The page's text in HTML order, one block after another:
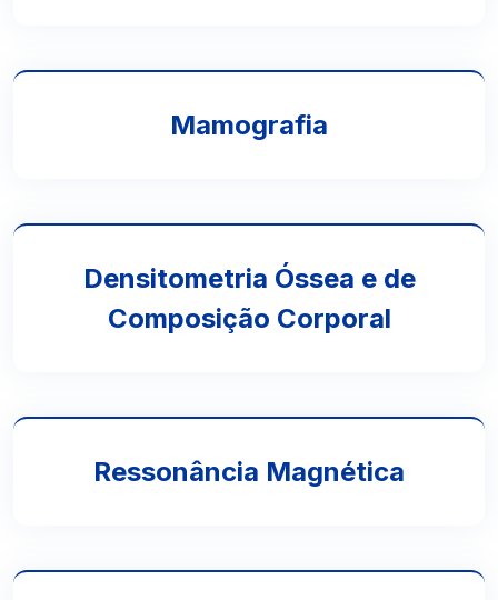
Mamografia
Densitometria Óssea e de
Composição Corporal
Ressonância Magnética